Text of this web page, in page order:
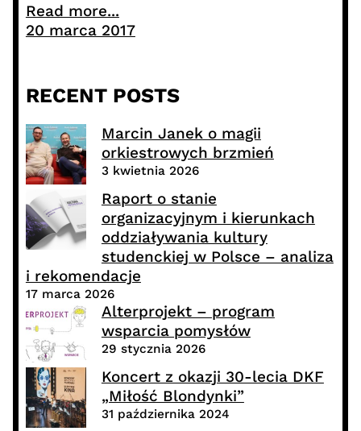
Read more...
20 marca 2017
RECENT POSTS
Marcin Janek o magii
orkiestrowych brzmień
3 kwietnia 2026
Raport o stanie
organizacyjnym i kierunkach
oddziaływania kultury
studenckiej w Polsce – analiza
i rekomendacje
17 marca 2026
Alterprojekt – program
wsparcia pomysłów
29 stycznia 2026
Koncert z okazji 30-lecia DKF
„Miłość Blondynki”
31 października 2024